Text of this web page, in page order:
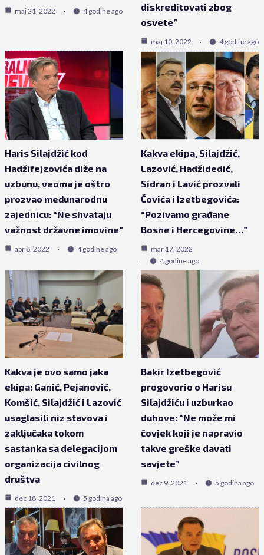
maj 21, 2022 4 godine ago
diskreditovati zbog
osvete”
maj 10, 2022 4 godine ago
Haris Silajdžić kod
Hadžifejzovića diže na
uzbunu, veoma je oštro
prozvao međunarodnu
zajednicu: “Ne shvataju
važnost državne imovine”
apr 8, 2022 4 godine ago
Kakva ekipa, Silajdžić,
Lazović, Hadžidedić,
Sidran i Lavić prozvali
Čovića i Izetbegovića:
“Pozivamo građane
Bosne i Hercegovine…”
mar 17, 2022
4 godine ago
Kakva je ovo samo jaka
ekipa: Ganić, Pejanović,
Komšić, Silajdžić i Lazović
usaglasili niz stavova i
zaključaka tokom
sastanka sa delegacijom
organizacija civilnog
društva
dec 18, 2021 5 godina ago
Bakir Izetbegović
progovorio o Harisu
Silajdžiću i uzburkao
duhove: “Ne može mi
čovjek koji je napravio
takve greške davati
savjete”
dec 9, 2021 5 godina ago